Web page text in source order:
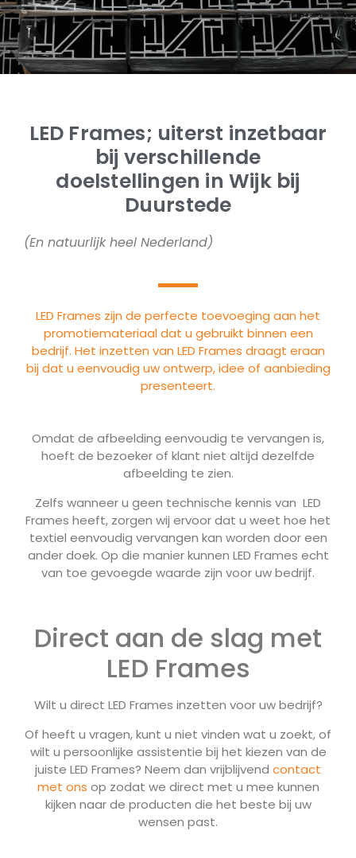
LED Frames; uiterst inzetbaar
bij verschillende
doelstellingen in Wijk bij
Duurstede
(En natuurlijk heel Nederland)
LED Frames zijn de perfecte toevoeging aan het
promotiemateriaal dat u gebruikt binnen een
bedrijf. Het inzetten van LED Frames draagt eraan
bij dat u eenvoudig uw ontwerp, idee of aanbieding
presenteert.
Omdat de afbeelding eenvoudig te vervangen is,
hoeft de bezoeker of klant niet altijd dezelfde
afbeelding te zien.
Zelfs wanneer u geen technische kennis van LED
Frames heeft, zorgen wij ervoor dat u weet hoe het
textiel eenvoudig vervangen kan worden door een
ander doek. Op die manier kunnen LED Frames echt
van toe gevoegde waarde zijn voor uw bedrijf.
Direct aan de slag met
LED Frames
Wilt u direct LED Frames inzetten voor uw bedrijf?
Of heeft u vragen, kunt u niet vinden wat u zoekt, of
wilt u persoonlijke assistentie bij het kiezen van de
juiste LED Frames? Neem dan vrijblijvend contact
met ons op zodat we direct met u mee kunnen
kijken naar de producten die het beste bij uw
wensen past.